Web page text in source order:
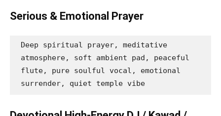
Serious & Emotional Prayer
Deep spiritual prayer, meditative
atmosphere, soft ambient pad, peaceful
flute, pure soulful vocal, emotional
surrender, quiet temple vibe